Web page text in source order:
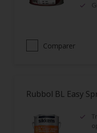
Comparer
Rubbol BL Easy